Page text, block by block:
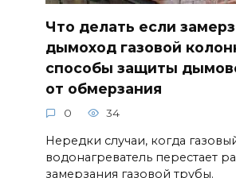
Что делать если
дымоход газовой
способы защиты
от обмерзания
0 34
Нередки случаи, когда
водонагреватель перестает
замерзания газовой трубы.